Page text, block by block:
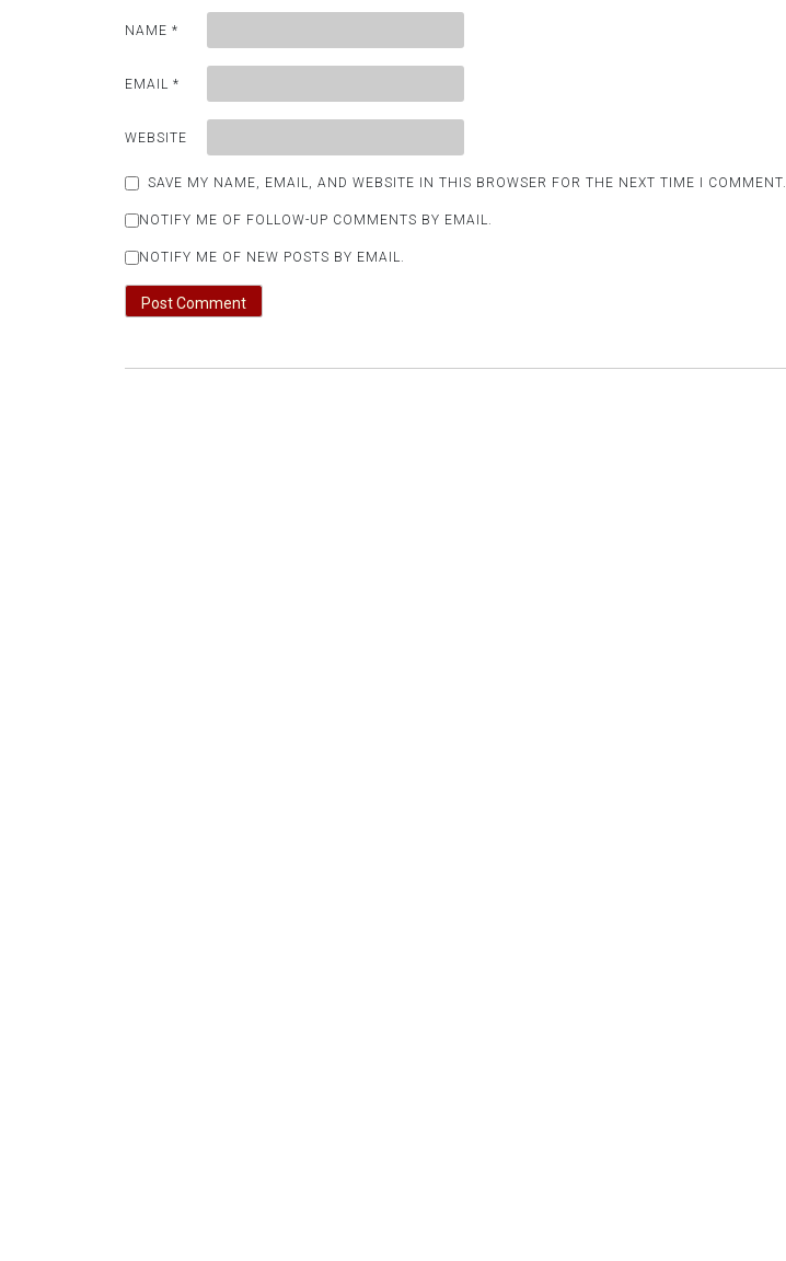
NAME *
EMAIL *
WEBSITE
SAVE MY NAME, EMAIL, AND WEBSITE IN THIS BROWSER FOR THE NEXT TIME I COMMENT.
NOTIFY ME OF FOLLOW-UP COMMENTS BY EMAIL.
NOTIFY ME OF NEW POSTS BY EMAIL.